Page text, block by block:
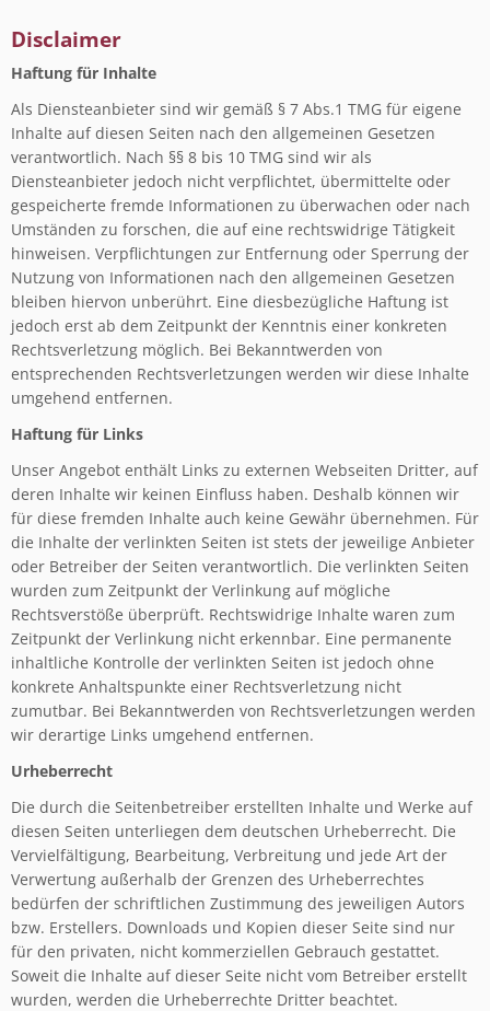
Disclaimer
Haftung für Inhalte
Als Diensteanbieter sind wir gemäß § 7 Abs.1 TMG für eigene
Inhalte auf diesen Seiten nach den allgemeinen Gesetzen
verantwortlich. Nach §§ 8 bis 10 TMG sind wir als
Diensteanbieter jedoch nicht verpflichtet, übermittelte oder
gespeicherte fremde Informationen zu überwachen oder nach
Umständen zu forschen, die auf eine rechtswidrige Tätigkeit
hinweisen. Verpflichtungen zur Entfernung oder Sperrung der
Nutzung von Informationen nach den allgemeinen Gesetzen
bleiben hiervon unberührt. Eine diesbezügliche Haftung ist
jedoch erst ab dem Zeitpunkt der Kenntnis einer konkreten
Rechtsverletzung möglich. Bei Bekanntwerden von
entsprechenden Rechtsverletzungen werden wir diese Inhalte
umgehend entfernen.
Haftung für Links
Unser Angebot enthält Links zu externen Webseiten Dritter, auf
deren Inhalte wir keinen Einfluss haben. Deshalb können wir
für diese fremden Inhalte auch keine Gewähr übernehmen. Für
die Inhalte der verlinkten Seiten ist stets der jeweilige Anbieter
oder Betreiber der Seiten verantwortlich. Die verlinkten Seiten
wurden zum Zeitpunkt der Verlinkung auf mögliche
Rechtsverstöße überprüft. Rechtswidrige Inhalte waren zum
Zeitpunkt der Verlinkung nicht erkennbar. Eine permanente
inhaltliche Kontrolle der verlinkten Seiten ist jedoch ohne
konkrete Anhaltspunkte einer Rechtsverletzung nicht
zumutbar. Bei Bekanntwerden von Rechtsverletzungen werden
wir derartige Links umgehend entfernen.
Urheberrecht
Die durch die Seitenbetreiber erstellten Inhalte und Werke auf
diesen Seiten unterliegen dem deutschen Urheberrecht. Die
Vervielfältigung, Bearbeitung, Verbreitung und jede Art der
Verwertung außerhalb der Grenzen des Urheberrechtes
bedürfen der schriftlichen Zustimmung des jeweiligen Autors
bzw. Erstellers. Downloads und Kopien dieser Seite sind nur
für den privaten, nicht kommerziellen Gebrauch gestattet.
Soweit die Inhalte auf dieser Seite nicht vom Betreiber erstellt
wurden, werden die Urheberrechte Dritter beachtet.